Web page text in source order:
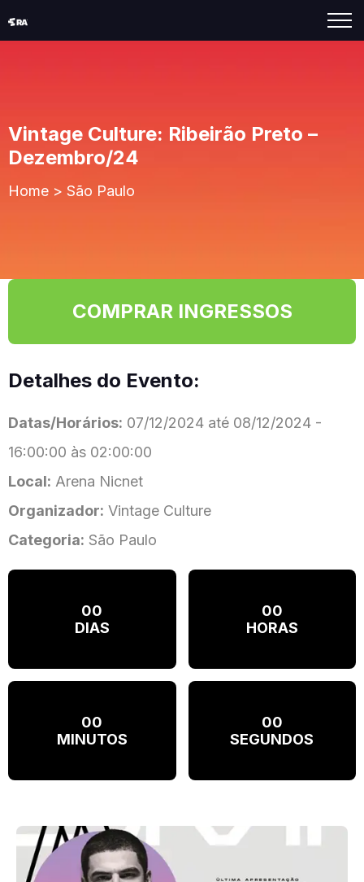
Vintage Culture: Ribeirão Preto –
Dezembro/24
Home > São Paulo
COMPRAR INGRESSOS
Detalhes do Evento:
Datas/Horários: 07/12/2024 até 08/12/2024 -
16:00:00 às 02:00:00
Local: Arena Nicnet
Organizador: Vintage Culture
Categoria: São Paulo
00
DIAS
00
HORAS
00
MINUTOS
00
SEGUNDOS